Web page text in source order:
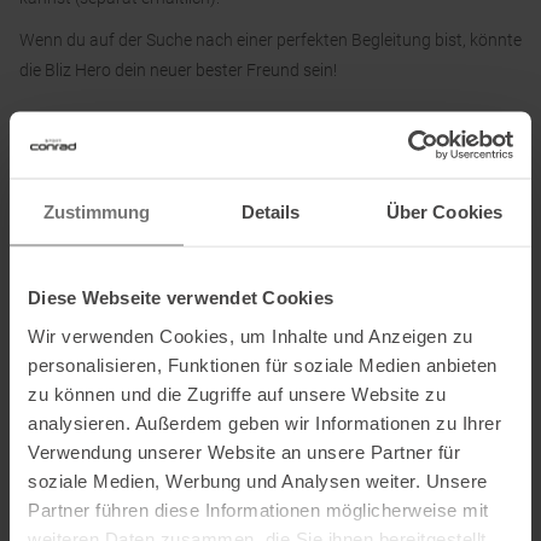
Zustimmung Details Über Cookies
Diese Webseite verwendet Cookies
Wir verwenden Cookies, um Inhalte und Anzeigen zu
personalisieren, Funktionen für soziale Medien anbieten
zu können und die Zugriffe auf unsere Website zu
analysieren. Außerdem geben wir Informationen zu Ihrer
Verwendung unserer Website an unsere Partner für
soziale Medien, Werbung und Analysen weiter. Unsere
Partner führen diese Informationen möglicherweise mit
Wenn du auf der Suche nach einer perfekten Begleitung bist, könnte
die Bliz Hero dein neuer bester Freund sein!
Details:
• Verstellbares Nasenpad aus Gummi
• Verstellbare Bügelenden mit Gummidrahtkern
• VLT: 14 %
• TR-90 Kernmaterial
Informationen zu EU Verordnung GPSR
Name des Herstellers:Luxottica Germany GmbH
Postanschrift des Herstellers:Werner-von-Siemens-Ring 14,